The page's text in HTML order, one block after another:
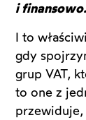
i finansowo.
I to
gdy
grup VAT,
to one z